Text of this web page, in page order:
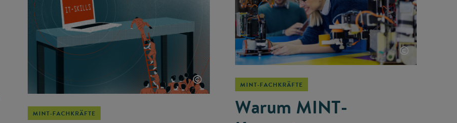
©
MINT-FACHKRÄFTE
©
MINT-FACHKRÄFTE
Warum MINT-